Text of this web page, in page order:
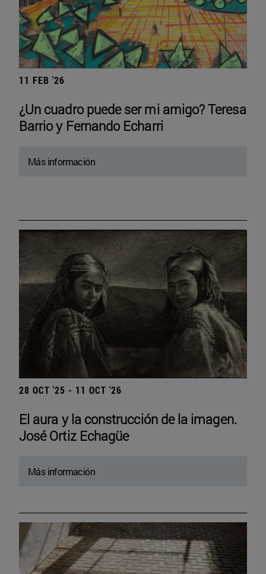
11 FEB '26
¿Un cuadro puede ser mi amigo? Teresa
Barrio y Fernando Echarri
Más información
28 OCT '25 - 11 OCT '26
El aura y la construcción de la imagen.
José Ortiz Echagüe
Más información